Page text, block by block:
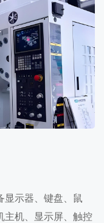
显示器、键盘、鼠
主机、显示屏、触控